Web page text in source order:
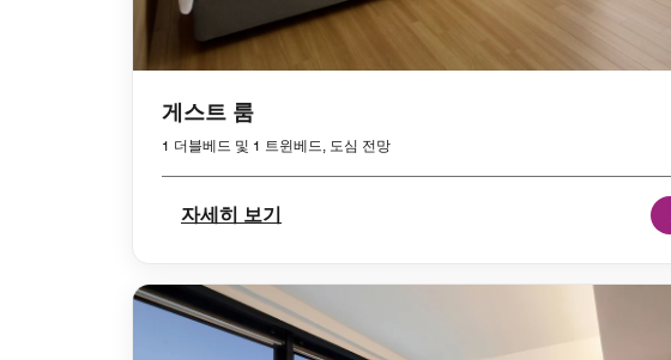
게스트 룸
1 더블베드 및 1 트윈베드, 도심 전망
자세히 보기